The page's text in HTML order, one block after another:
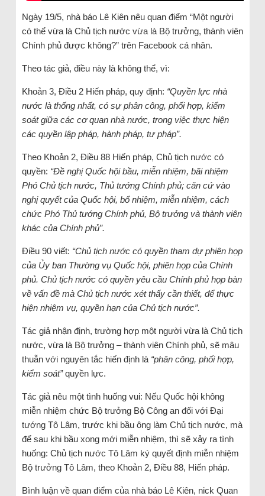
Ngày 19/5, nhà báo Lê Kiên nêu quan điểm “Một người
có thể vừa là Chủ tịch nước vừa là Bộ trưởng, thành viên
Chính phủ được không?” trên Facebook cá nhân.
Theo tác giả, điều này là không thể, vì:
Khoản 3, Điều 2 Hiến pháp, quy định: “Quyền lực nhà
nước là thống nhất, có sự phân công, phối hợp, kiểm
soát giữa các cơ quan nhà nước, trong việc thực hiện
các quyền lập pháp, hành pháp, tư pháp”.
Theo Khoản 2, Điều 88 Hiến pháp, Chủ tịch nước có
quyền: “Đề nghị Quốc hội bầu, miễn nhiệm, bãi nhiệm
Phó Chủ tịch nước, Thủ tướng Chính phủ; căn cứ vào
nghị quyết của Quốc hội, bổ nhiệm, miễn nhiệm, cách
chức Phó Thủ tướng Chính phủ, Bộ trưởng và thành viên
khác của Chính phủ”.
Điều 90 viết: “Chủ tịch nước có quyền tham dự phiên họp
của Ủy ban Thường vụ Quốc hội, phiên họp của Chính
phủ. Chủ tịch nước có quyền yêu cầu Chính phủ họp bàn
về vấn đề mà Chủ tịch nước xét thấy cần thiết, để thực
hiện nhiệm vụ, quyền hạn của Chủ tịch nước”.
Tác giả nhận định, trường hợp một người vừa là Chủ tịch
nước, vừa là Bộ trưởng – thành viên Chính phủ, sẽ mâu
thuẫn với nguyên tắc hiến định là “phân công, phối hợp,
kiểm soát”quyền lực.
Tác giả nêu một tình huống vui: Nếu Quốc hội không
miễn nhiệm chức Bộ trưởng Bộ Công an đối với Đại
tướng Tô Lâm, trước khi bầu ông làm Chủ tịch nước, mà
để sau khi bầu xong mới miễn nhiệm, thì sẽ xảy ra tình
huống: Chủ tịch nước Tô Lâm ký quyết định miễn nhiệm
Bộ trưởng Tô Lâm, theo Khoản 2, Điều 88, Hiến pháp.
Bình luận về quan điểm của nhà báo Lê Kiên, nick Quan